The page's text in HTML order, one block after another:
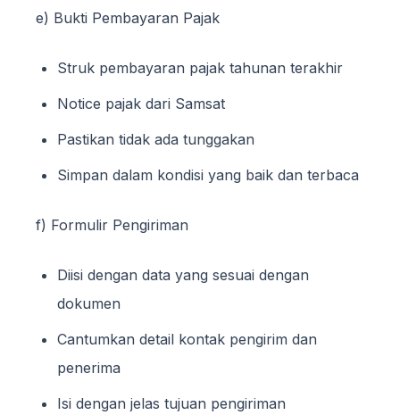
e) Bukti Pembayaran Pajak
Struk pembayaran pajak tahunan terakhir
Notice pajak dari Samsat
Pastikan tidak ada tunggakan
Simpan dalam kondisi yang baik dan terbaca
f) Formulir Pengiriman
Diisi dengan data yang sesuai dengan
dokumen
Cantumkan detail kontak pengirim dan
penerima
Isi dengan jelas tujuan pengiriman